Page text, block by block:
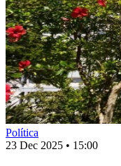
Política
23 Dec 2025 • 15:00